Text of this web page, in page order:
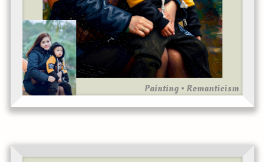
Painting • Romanticism